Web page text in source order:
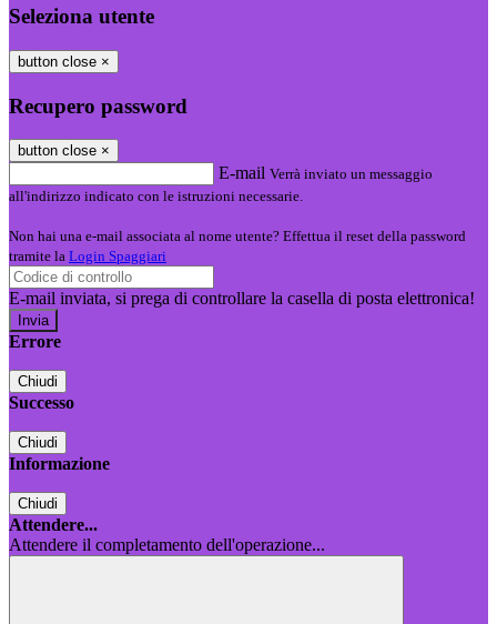
Seleziona utente
button close ×
Recupero password
button close ×
E-mail Verrà inviato un messaggio
all'indirizzo indicato con le istruzioni necessarie.
Non hai una e-mail associata al nome utente? Effettua il reset della password
tramite la Login Spaggiari
E-mail inviata, si prega di controllare la casella di posta elettronica!
Errore
Chiudi
Successo
Chiudi
Informazione
Chiudi
Attendere...
Attendere il completamento dell'operazione...